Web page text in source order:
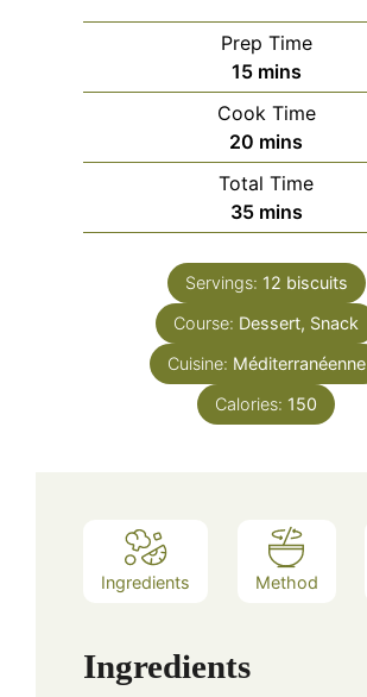
Prep Time
15minutes
mins
Cook Time
20 minutes
mins
Total Time
35minutes
mins
Servings: 12 biscuits
Course: Dessert, Snack
Cuisine: Méditerranéenne
Calories: 150
Ingredients Method
Ingredients